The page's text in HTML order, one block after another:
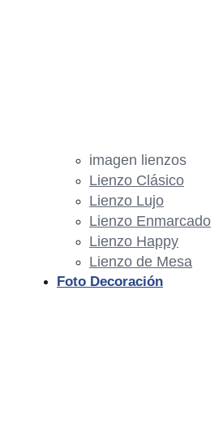
imagen lienzos
Lienzo Clásico
Lienzo Lujo
Lienzo Enmarcado
Lienzo Happy
Lienzo de Mesa
Foto Decoración